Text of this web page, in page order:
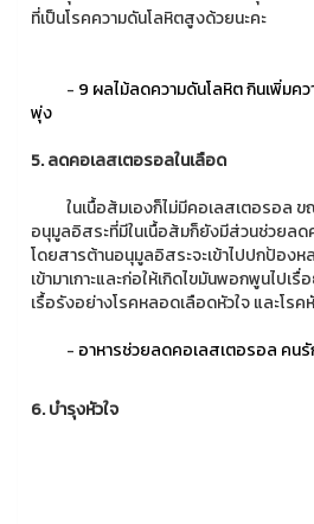
ที่เป็นโรคความดันโลหิตสูงด้วยนะคะ
- 9 ผลไม้ลดความดันโลหิต กินเพิ่มค
พุ่ง
5. ลดคอเลสเตอรอลในเลือด
ในเนื้อส้มเองก็ไม่มีคอเลสเตอรอล ข
อนุมูลอิสระที่มีในเนื้อส้มก็ยังมีส่วนช่วยลด
โดยสารต้านอนุมูลอิสระจะเข้าไปปกป้อง
เข้ามาเกาะและก่อให้เกิดไขมันพอกพูนไปเ
เรื้อรังอย่างโรคหลอดเลือดหัวใจ และโรค
- อาหารช่วยลดคอเลสเตอรอล คน
6. บำรุงหัวใจ